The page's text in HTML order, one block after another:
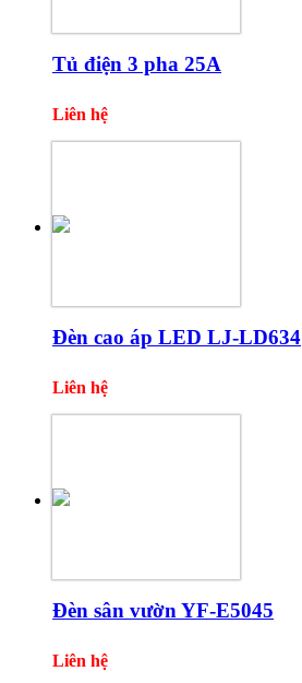
Tủ điện 3 pha 25A
Liên hệ
Đèn cao áp LED LJ-LD634
Liên hệ
Đèn sân vườn YF-E5045
Liên hệ